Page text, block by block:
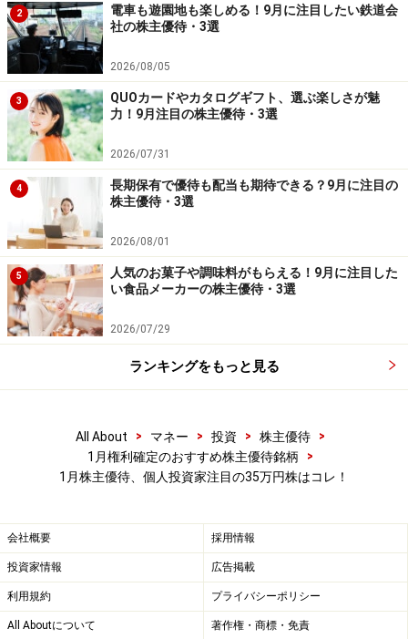
きんえい<9636>（東証2部)
きんえい ＷＥＢ
きんえい<9636>は、大阪市阿倍野区阿倍野筋に本社があ
る近鉄グループの興行会社です。あべのハルカスの近辺
に、ルシアスビルを保有し、複合映画館、不動産賃貸と
駐車場を併営しています。
■株式データ
株価 3180円
売買単位 100株
予想PER（連）81.54倍
PBR（連) 5.13倍
予想配当利回り 0.31％
時価総額 約91億円
■株主優待
優待がもらえる株数：100株以上
優待内容：
株主招待券（毎月6カ月分6枚で1綴）
75株以上1枚
2
電車も遊園地も楽しめる！9月に注目したい鉄道会
社の株主優待・3選
2026/08/05
3
QUOカードやカタログギフト、選ぶ楽しさが魅
力！9月注目の株主優待・3選
2026/07/31
4
長期保有で優待も配当も期待できる？9月に注目の
株主優待・3選
2026/08/01
5
人気のお菓子や調味料がもらえる！9月に注目した
い食品メーカーの株主優待・3選
2026/07/29
ランキングをもっと見る
All About > マネー > 投資 > 株主優待
>
1月権利確定のおすすめ株主優待銘柄
>
1月株主優待、個人投資家注目の35万円株はコレ！
会社概要 採用情報
投資家情報 広告掲載
利用規約 プライバシーポリシー
All Aboutについて 著作権・商標・免責